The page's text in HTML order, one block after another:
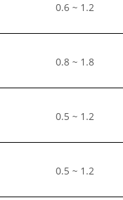
0.6 ~ 1.2
0.8 ~ 1.8
0.5 ~ 1.2
0.5 ~ 1.2